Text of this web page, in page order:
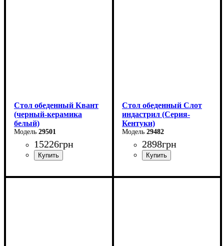
Стол обеденный Квант
(черный-керамика
белый)
29501
15226грн
Длина - 160 (+60) см
Стол обеденный Слот
индастрил (Серия-
Кентуки)
29482
2898грн
Ширина: 80 см